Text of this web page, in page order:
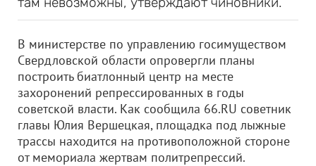
В министерстве по управлению госимуществом
Свердловской области опровергли планы
построить биатлонный центр на месте
захоронений репрессированных в годы
советской власти. Как сообщила 66.RU советник
главы Юлия Вершецкая, площадка под лыжные
трассы находится на противоположной стороне
от мемориала жертвам политрепрессий.